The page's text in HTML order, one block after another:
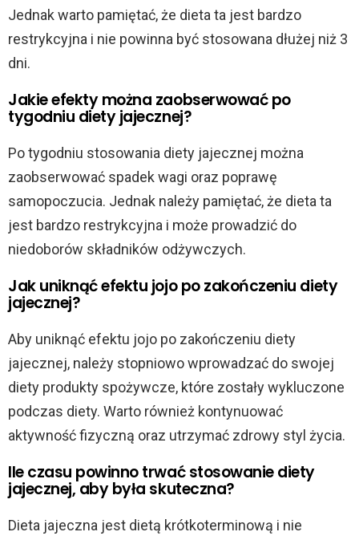
Jednak warto pamiętać, że dieta ta jest bardzo
restrykcyjna i nie powinna być stosowana dłużej niż 3
dni.
Jakie efekty można zaobserwować po
tygodniu diety jajecznej?
Po tygodniu stosowania diety jajecznej można
zaobserwować spadek wagi oraz poprawę
samopoczucia. Jednak należy pamiętać, że dieta ta
jest bardzo restrykcyjna i może prowadzić do
niedoborów składników odżywczych.
Jak uniknąć efektu jojo po zakończeniu diety
jajecznej?
Aby uniknąć efektu jojo po zakończeniu diety
jajecznej, należy stopniowo wprowadzać do swojej
diety produkty spożywcze, które zostały wykluczone
podczas diety. Warto również kontynuować
aktywność fizyczną oraz utrzymać zdrowy styl życia.
Ile czasu powinno trwać stosowanie diety
jajecznej, aby była skuteczna?
Dieta jajeczna jest dietą krótkoterminową i nie